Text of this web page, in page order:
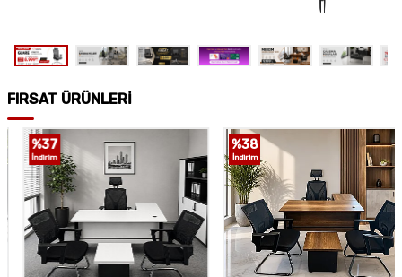
FIRSAT ÜRÜNLERİ
%37
İndirim
38
İndirim